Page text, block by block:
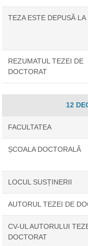
TEZA ESTE DEPUSĂ LA
REZUMATUL TEZEI DE
DOCTORAT
12
FACULTATEA
ȘCOALA DOCTORALĂ
LOCUL SUSȚINERII
AUTORUL TEZEI DE
CV-UL AUTORULUI
DOCTORAT